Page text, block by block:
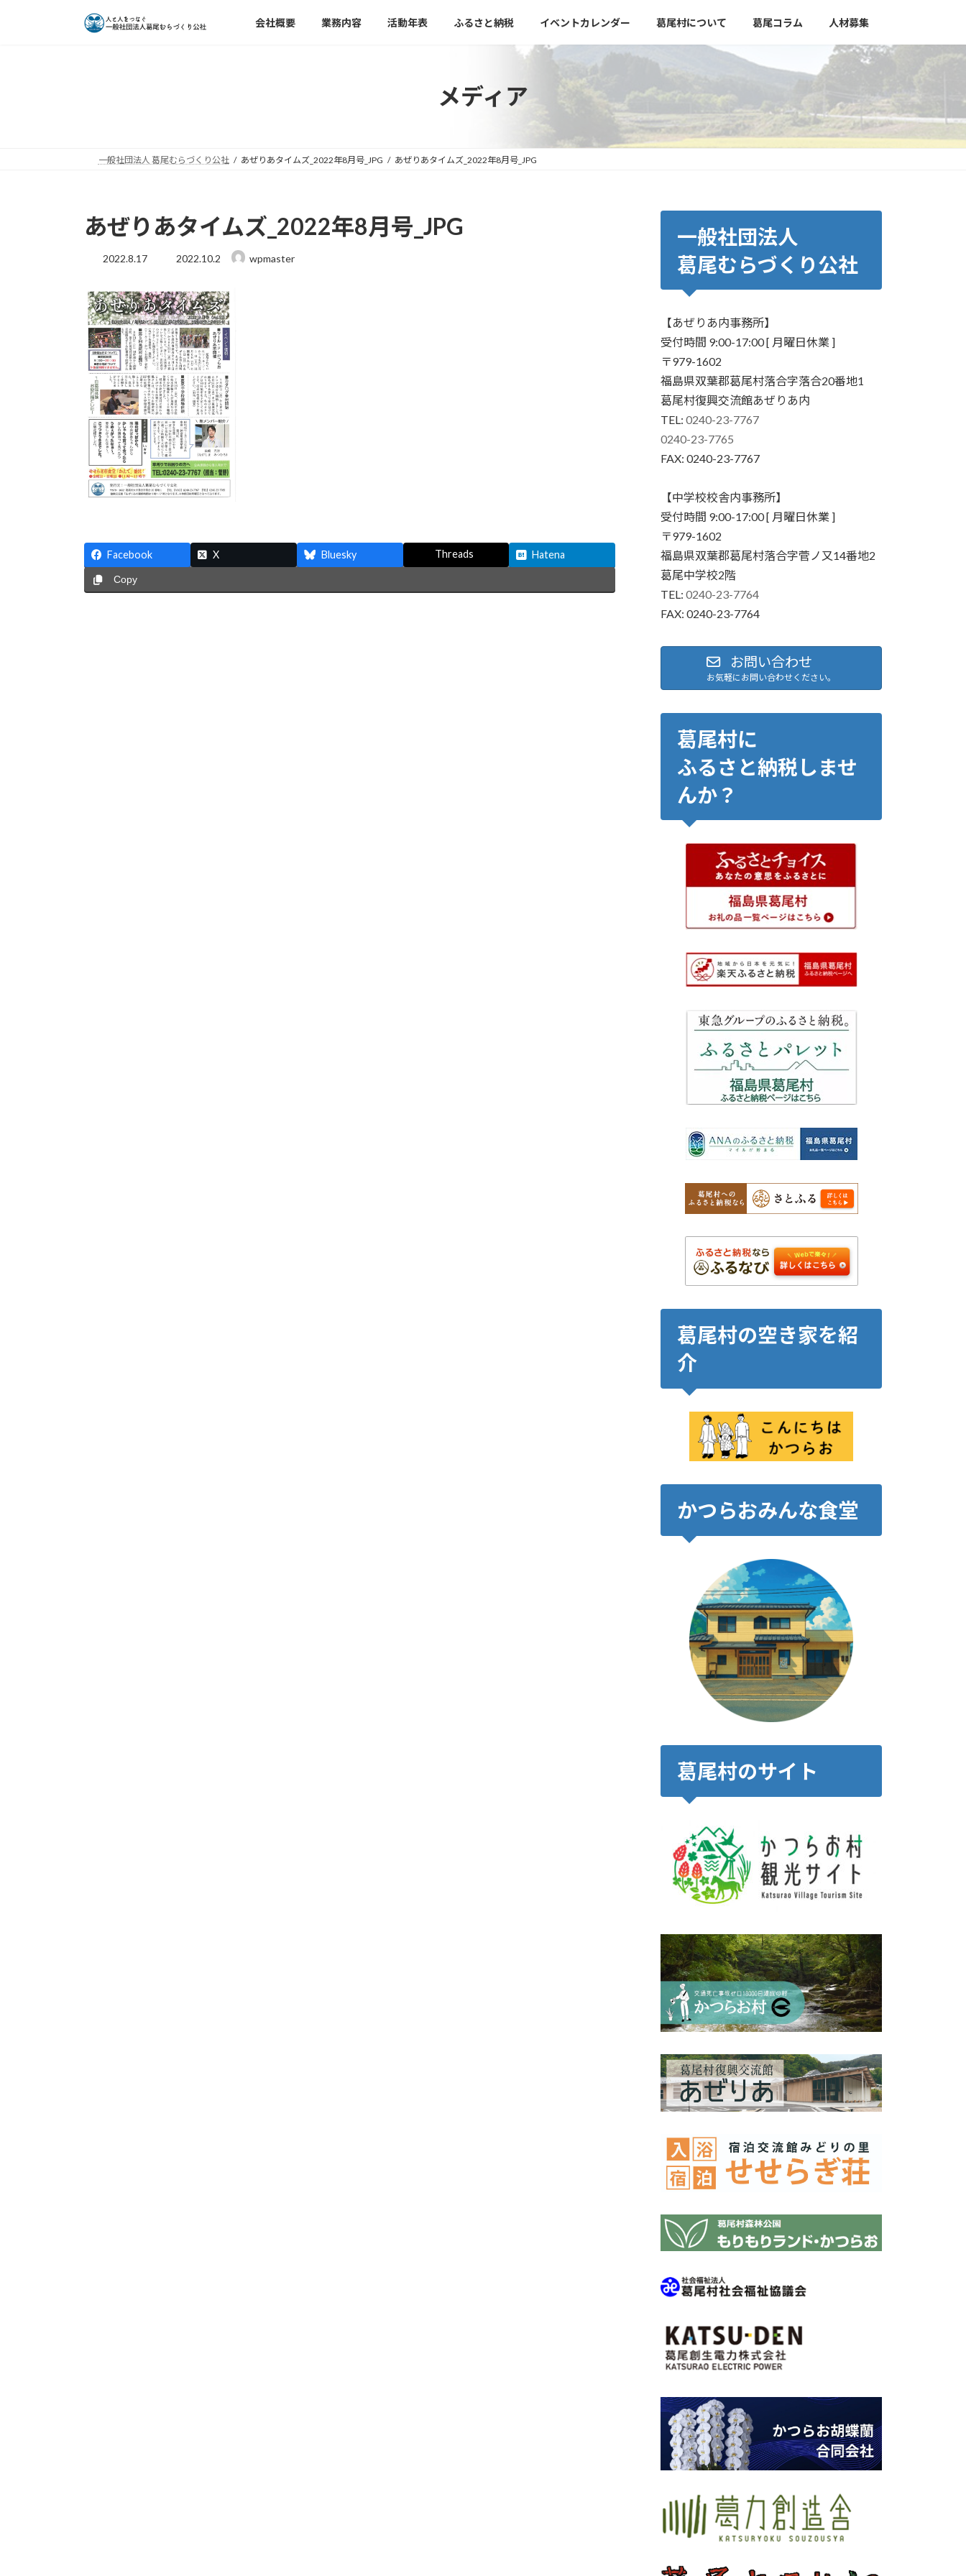
会社概要 業務内容 活動年表 ふるさと納税 イベントカレンダー 葛尾村について 葛尾コラム 人材募集
メディア
一般社団法人 葛尾むらづくり公社 あぜりあタイムズ_2022年8月号_JPG あぜりあタイムズ_2022年8月号_JPG
あぜりあタイムズ_2022年8月号_JPG
2022.8.17
最
新
日
時
:
2022.10.2 wpmaster
Facebook X Bluesky Threads Hatena
Copy
一般社団法人
葛尾むらづくり公社
【あぜりあ内事務所】
受付時間 9:00-17:00 [ 月曜日休業 ]
〒979-1602
福島県双葉郡葛尾村落合字落合20番地1
葛尾村復興交流館あぜりあ内
TEL:0240-23-7767
0240-23-7765
FAX: 0240-23-7767
【中学校校舎内事務所】
受付時間 9:00-17:00 [ 月曜日休業 ]
〒979-1602
福島県双葉郡葛尾村落合字菅ノ又14番地2
葛尾中学校2階
TEL:0240-23-7764
FAX: 0240-23-7764
お問い合わせ
お気軽にお問い合わせください。
葛尾村に
ふるさと納税しませ
んか？
葛尾村の空き家を紹
介
かつらおみんな食堂
葛尾村のサイト